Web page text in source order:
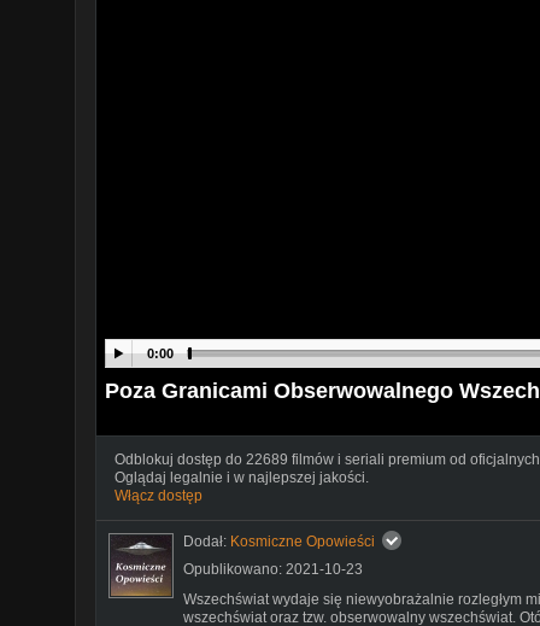
0:00
Poza Granicami Obserwowalnego
Odblokuj dostęp do 22689 filmów i seriali premium od
Oglądaj legalnie i w najlepszej jakości.
Włącz dostęp
Dodał: Kosmiczne Opowieści
Opublikowano: 2021-10-23
Wszechświat wydaje się niewyobrażalnie rozległym
wszechświat oraz tzw. obserwowalny wszechświat.